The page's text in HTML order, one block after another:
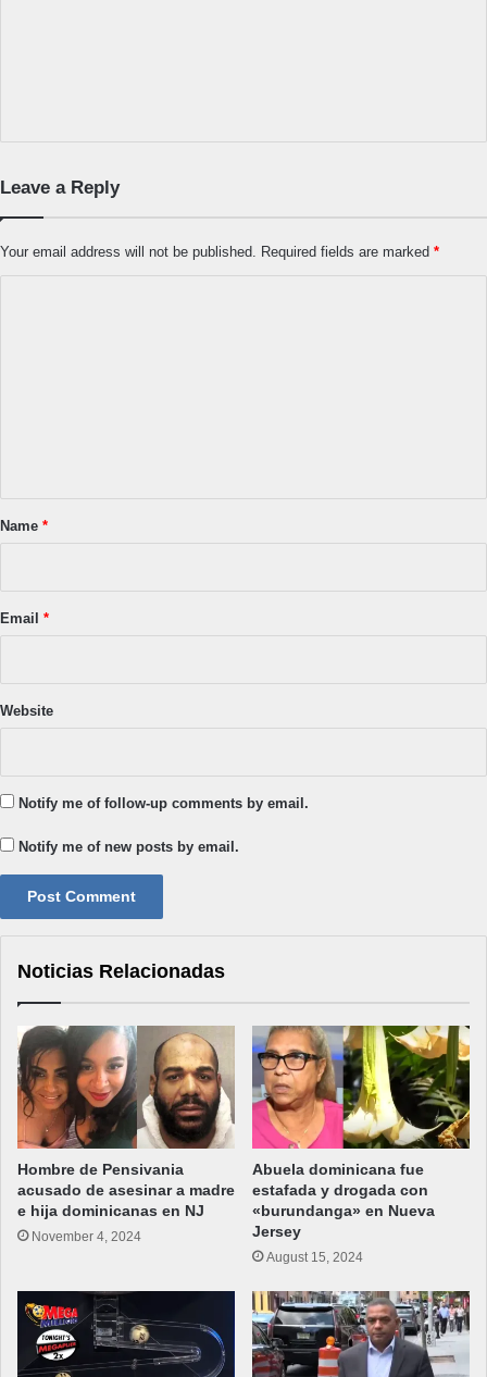
Leave a Reply
Your email address will not be published. Required fields are marked *
*Name *
Email *
Website
Notify me of follow-up comments by email.
Notify me of new posts by email.
Noticias Relacionadas
Hombre de Pensivania
acusado de asesinar a madre
e hija dominicanas en NJ
November 4, 2024
Abuela dominicana fue
estafada y drogada con
«burundanga» en Nueva
Jersey
August 15, 2024